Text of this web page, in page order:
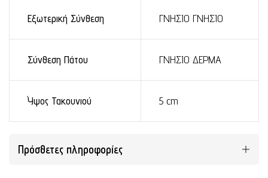
Εξωτερική Σύνθεση ΓΝΗΣΙΟ ΓΝΗΣΙΟ
Σύνθεση Πάτου ΓΝΗΣΙΟ ΔΕΡΜΑ
Ύψος Τακουνιού 5 cm
Πρόσθετες πληροφορίες